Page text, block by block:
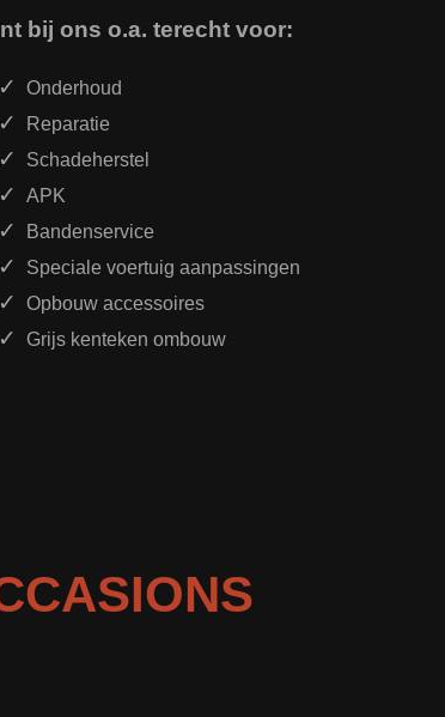
bij ons o.a. terecht voor:
Onderhoud
Reparatie
Schadeherstel
APK
Bandenservice
Speciale voertuig aanpassingen
Opbouw accessoires
Grijs kenteken ombouw